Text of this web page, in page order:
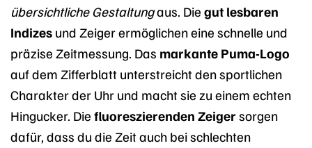
übersichtliche Gestaltungaus. Die gut lesbaren
Indizes und Zeiger ermöglichen eine schnelle und
präzise Zeitmessung. Das markante Puma-Logo
auf dem Zifferblatt unterstreicht den sportlichen
Charakter der Uhr und macht sie zu einem echten
Hingucker. Die fluoreszierenden Zeiger sorgen
dafür, dass du die Zeit auch bei schlechten